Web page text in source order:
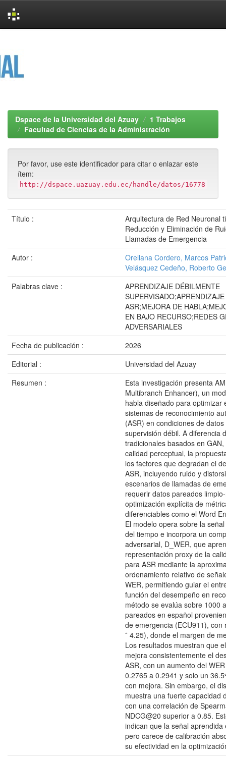
Dspace de la Universidad del Azuay
1 Trabajos
Facultad de Ciencias de la Administración
Por favor, use este identificador para citar o enlazar este
ítem:
http://dspace.uazuay.edu.ec/handle/datos/16778
Título :
Arquitectura de Red Neuronal
Reducción y Eliminación de
Llamadas de Emergencia
Autor :
Orellana Cordero, Marcos
Velásquez Cedeño, Roberto
Palabras clave :
APRENDIZAJE DÉBILMENTE
ASR;MEJORA DE
EN BAJO RECURSO;REDES
ADVERSARIALES
Fecha de publicación :
2026
Editorial :
Universidad del Azuay
Resumen :
Esta investigación presenta
Multibranch Enhancer), un
habla diseñado para optimizar
sistemas de reconocimiento
(ASR) en condiciones de
supervisión débil. A diferencia
tradicionales basados en
calidad perceptual, la
los factores que degradan el
ASR, incluyendo ruido y
escenarios de llamadas de
requerir datos pareados
optimización explícita de
diferenciables como el Word
El modelo opera sobre la
del tiempo e incorpora un
adversarial, D_WER, que
representación proxy de la
para ASR mediante la
ordenamiento relativo de
WER, permitiendo guiar el
función del desempeño en
método se evalúa sobre 1000
pareados en español
de emergencia (ECU911), con
˜ 4.25), donde el margen de
Los resultados muestran que
mejora consistentemente el
ASR, con un aumento del
0.2765 a 0.2941 y solo un
con mejora. Sin embargo, el
muestra una fuerte capacidad
con una correlación de
NDCG@20 superior a 0.85.
indican que la señal aprendida
pero carece de calibración
su efectividad en la